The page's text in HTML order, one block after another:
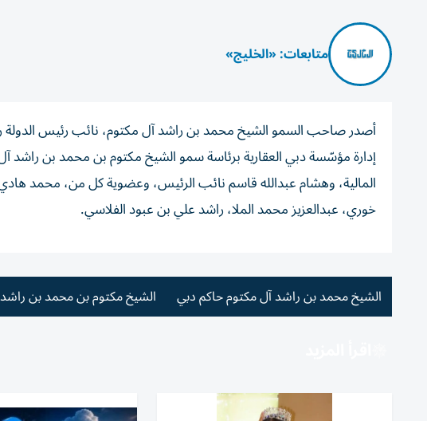
متابعات: «الخليج»
أصدر صاحب السمو الشيخ محمد بن راشد آل مكتوم، نائب رئيس
إدارة مؤسّسة دبي العقارية برئاسة سمو الشيخ مكتوم بن محمد بن راشد
المالية، وهشام عبدالله قاسم نائب الرئيس، وعضوية كل من، محمد
خوري، عبدالعزيز محمد الملا، راشد علي بن عبود الفلاسي.
الشيخ محمد بن راشد آل مكتوم حاكم دبي الشيخ مكتوم بن محمد بن راشد